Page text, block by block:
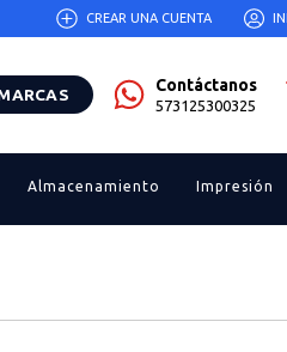
CREAR UNA CUENTA
Contáctanos
573125300325
Almacenamiento Impresión